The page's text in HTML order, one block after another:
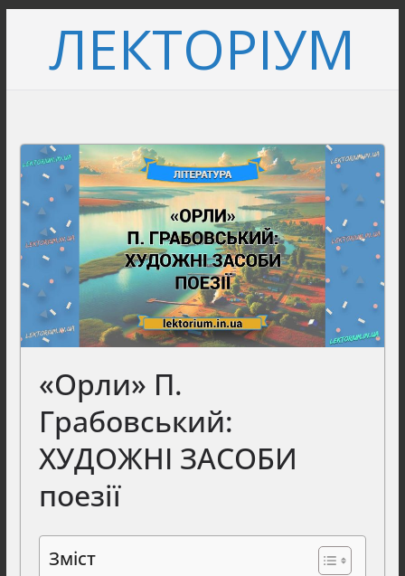
вмістуЛЕКТОРІУМ
«Орли» П.
Грабовський:
ХУДОЖНІ ЗАСОБИ
поезії
Зміст